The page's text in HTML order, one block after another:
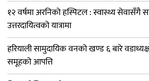
१२ वर्षमा अरनिको हस्पिटल : स्वास्थ्य सेवासँगै
उत्तरदायित्वको यात्रामा
हरियाली सामुदायिक वनको खण्ड ६ बारे
समूहको आपत्ति